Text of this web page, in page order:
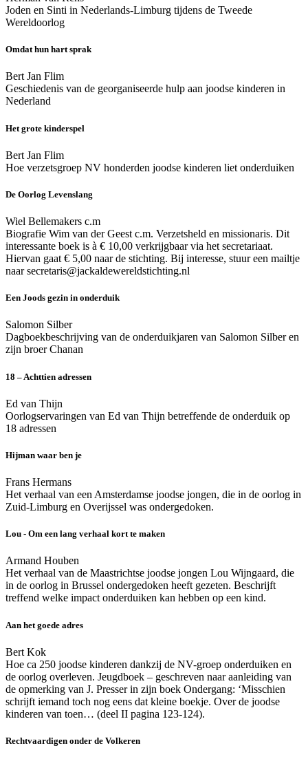
Joden en Sinti in Nederlands-Limburg tijdens de Tweede
Wereldoorlog
Omdat hun hart sprak
Bert Jan Flim
Geschiedenis van de georganiseerde hulp aan joodse kinderen in
Nederland
Het grote kinderspel
Bert Jan Flim
Hoe verzetsgroep NV honderden joodse kinderen liet onderduiken
De Oorlog Levenslang
Wiel Bellemakers c.m
Biografie Wim van der Geest c.m. Verzetsheld en missionaris. Dit
interessante boek is à € 10,00 verkrijgbaar via het secretariaat.
Hiervan gaat € 5,00 naar de stichting. Bij interesse, stuur een mailtje
naarsecretaris@jackaldewereldstichting.nl
Een Joods gezin in onderduik
Salomon Silber
Dagboekbeschrijving van de onderduikjaren van Salomon Silber en
zijn broer Chanan
18 – Achttien adressen
Ed van Thijn
Oorlogservaringen van Ed van Thijn betreffende de onderduik op
18 adressen
Hijman waar ben je
Frans Hermans
Het verhaal van een Amsterdamse joodse jongen, die in de oorlog in
Zuid-Limburg en Overijssel was ondergedoken.
Lou - Om een lang verhaal kort te maken
Armand Houben
Het verhaal van de Maastrichtse joodse jongen Lou Wijngaard, die
in de oorlog in Brussel ondergedoken heeft gezeten. Beschrijft
treffend welke impact onderduiken kan hebben op een kind.
Aan het goede adres
Bert Kok
Hoe ca 250 joodse kinderen dankzij de NV-groep onderduiken en
de oorlog overleven. Jeugdboek – geschreven naar aanleiding van
de opmerking van J. Presser in zijn boek Ondergang: ‘Misschien
schrijft iemand toch nog eens dat kleine boekje. Over de joodse
kinderen van toen… (deel II pagina 123-124).
Rechtvaardigen onder de Volkeren